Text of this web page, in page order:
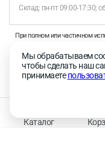
Каталог
Склад: пн-пт 09:00-17:30;
При полном или частичном
Продолжая работу с сайтом,
на обработку персональных
ретаргетинга,
релевантной рекламной
На информационном ресурсе
Правила применения
Мы обрабатываем
чтобы сделать наш
принимаете